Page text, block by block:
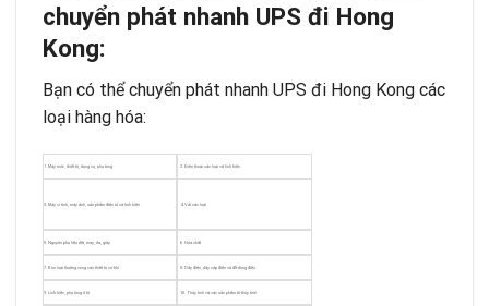
chuyển phát nhanh UPS đi Hong
Kong:
Bạn có thể chuyển phát nhanh UPS đi Hong Kong các
loại hàng hóa:
1. Máy móc, thiết bị, dụng cụ, phụ tùng 2. Điện thoại các loại và linh kiện
3. Máy vi tính, máy ảnh, sản phẩm điện tử và linh kiện 4. Vải các loại
5. Nguyên phụ liệu dệt, may, da, giày 6. Hóa chất
7. Kim loại thường cùng các thiết bị cơ khí 8. Dây điện, dây cáp điện và đồ dùng điện
9. Linh kiện, phụ tùng ô tô 10. Thủy tinh và các sản phẩm từ thủy tinh